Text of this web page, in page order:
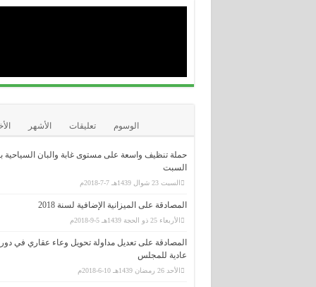
الديوان الوطني للإمتحانات و
الأشهر تعليقات الوسوم
حملة تنظيف واسعة على مستوى غابة والبان السياحية
السبت
السبت 23 شوال 1439هـ 7-7-2018م
المصادقة على الميزانية الإضافية لسنة 2018
الأربعاء 25 ذو الحجة 1439هـ 5-9-2018م
المصادقة على تعديل مداولة تحويل وعاء عقاري في
عادية للمجلس
الأحد 26 رمضان 1439هـ 10-6-2018م